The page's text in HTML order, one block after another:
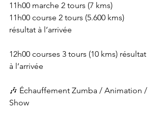
11h00 marche 2 tours (7 kms)
11h00 course 2 tours (5.600 kms)
résultat à l’arrivée
12h00 courses 3 tours (10 kms) résultat
à l’arrivée
🎶 Échauffement Zumba / Animation /
Show